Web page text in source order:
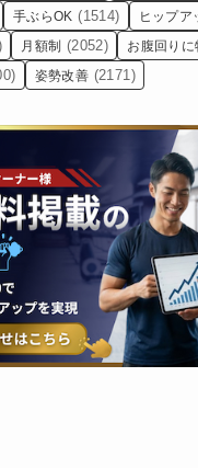
手ぶらOK (1514) ヒップア
月額制 (2052) お腹回りに
姿勢改善 (2171)